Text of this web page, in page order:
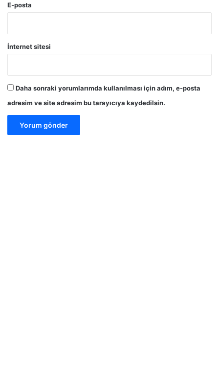
E-posta
İnternet sitesi
Daha sonraki yorumlarımda kullanılması için adım, e-posta
adresim ve site adresim bu tarayıcıya kaydedilsin.